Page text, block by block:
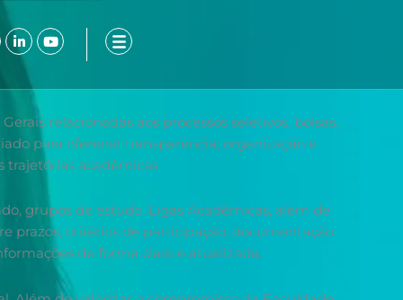
Linkedin-
in
Youtube
relacionadas aos processos seletivos, bolsas,
para oferecer transparência, organização e
trajetórias acadêmicas.
grupos de estudo, Ligas Acadêmicas, além de
prazos, critérios de participação, documentação
de forma clara e atualizada.